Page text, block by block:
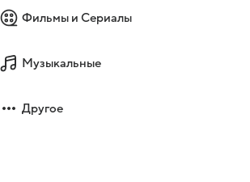
Фильмы и Сериалы
Музыкальные
Другое